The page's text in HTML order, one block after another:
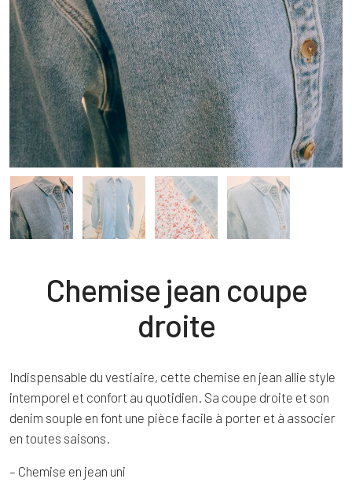
Chemise jean coupe
droite
Indispensable du vestiaire, cette chemise en jean allie style
intemporel et confort au quotidien. Sa coupe droite et son
denim souple en font une pièce facile à porter et à associer
en toutes saisons.
– Chemise en jean uni